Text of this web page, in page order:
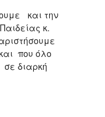
και την
κ.
που όλο
σε διαρκή